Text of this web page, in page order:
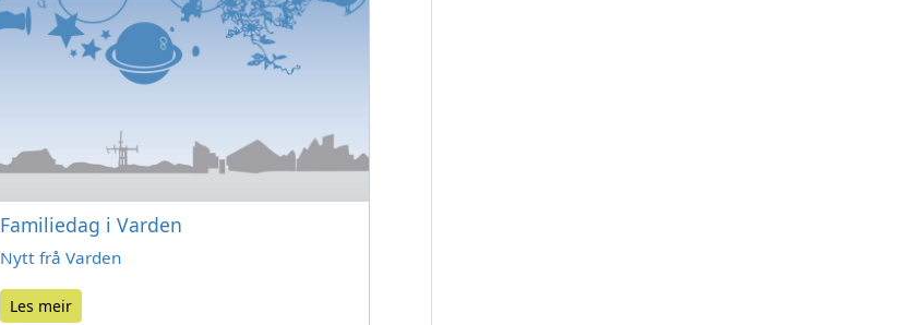
Familiedag i Varden
Nytt frå Varden
Les meir